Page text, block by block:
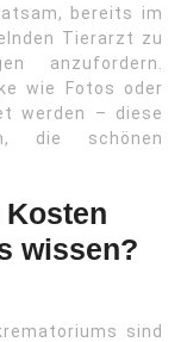
bereits im
Tierarzt zu
anzufordern.
wie Fotos oder
werden – diese
die schönen
wissen?
sind